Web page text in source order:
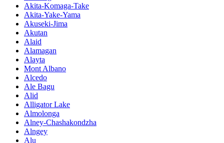
Akita-Komaga-Take
Akita-Yake-Yama
Akuseki-Jima
Akutan
Alaid
Alamagan
Alayta
Mont Albano
Alcedo
Ale Bagu
Alid
Alligator Lake
Almolonga
Alney-Chashakondzha
Alngey
Alu